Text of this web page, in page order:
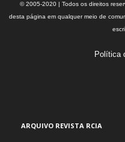
© 2005-2020 | Todos os direitos
desta página em qualquer meio de
Política
ARQUIVO REVISTA RCIA